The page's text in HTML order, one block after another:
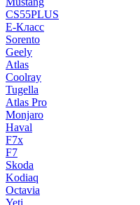
CS55PLUS
E-Класс
Sorento
Geely
Atlas
Coolray
Tugella
Atlas Pro
Monjaro
Haval
F7x
F7
Skoda
Kodiaq
Octavia
Yeti